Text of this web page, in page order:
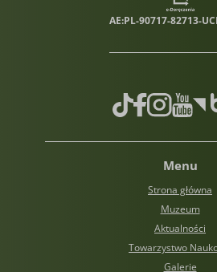
AE:PL-90717-82713-
TikTokFacebook
Instagram
Menu
Strona główna
Muzeum
Aktualności
Towarzystwo
Galerie